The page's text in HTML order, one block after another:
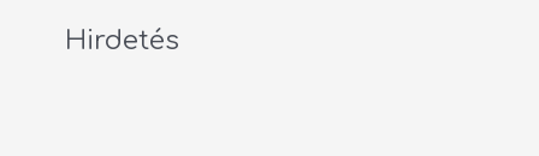
Hirdetés